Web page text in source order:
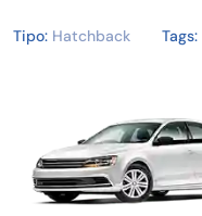
Tipo: Hatchback Tags: